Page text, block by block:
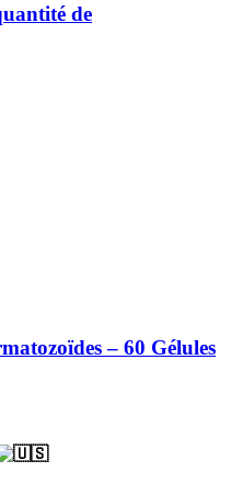
de
– 60 Gélules